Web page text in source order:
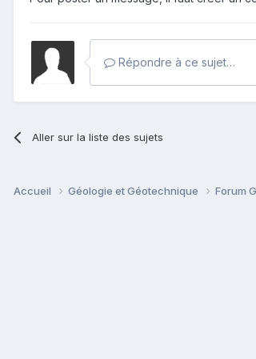
Répondre à ce sujet…
Aller sur la liste des sujets
Accueil Géologie et Géotechnique Forum